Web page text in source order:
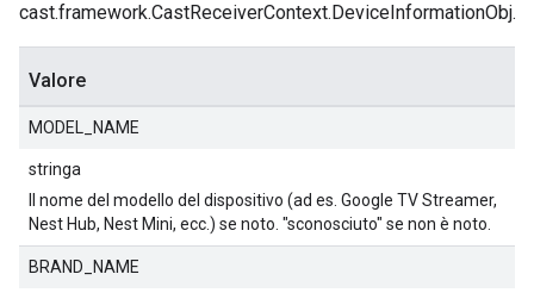
cast.framework.CastReceiverContext.DeviceInformationObj.
Valore
MODEL_NAME
stringa
Il nome del modello del dispositivo (ad es. Google TV Streamer,
Nest Hub, Nest Mini, ecc.) se noto. "sconosciuto" se non è noto.
BRAND_NAME